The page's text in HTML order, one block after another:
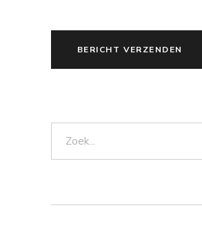
BERICHT VERZENDEN